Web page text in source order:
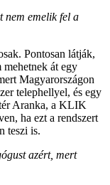
nem emelik fel a
Pontosan látják,
át egy
Magyarországon
telephellyel, és egy
Aranka, a KLIK
ha ezt a rendszert
teszi is.
azért, mert